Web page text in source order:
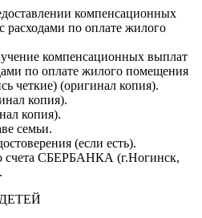
компенсационных
расходами по оплате жилого
компенсационных выплат
по оплате жилого помещения
четкие) (оригинал копия).
копия).
копия).
семьи.
(если есть).
счета СБЕРБАНКА (г.Ногинск,